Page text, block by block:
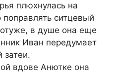
плюхнулась на
поправлять ситцевый
в душе она еще
Иван передумает
затеи.
вдове Анютке она